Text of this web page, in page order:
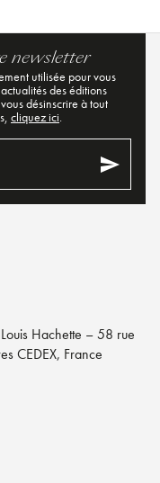
newsletter
utilisée pour vous
des éditions
désinscrire à tout
cliquez ici.
send
Hachette – 58 rue
CEDEX, France